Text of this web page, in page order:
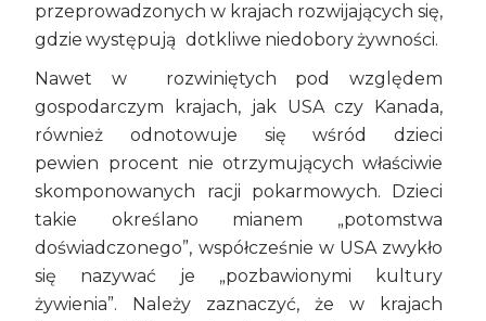
przeprowadzonych w krajach rozwijających się,
gdzie występują dotkliwe niedobory żywności.
Nawet w rozwiniętych pod względem
gospodarczym krajach, jak USA czy Kanada,
również odnotowuje się wśród dzieci
pewien procent nie otrzymujących właściwie
skomponowanych racji pokarmowych. Dzieci
takie określano mianem „potomstwa
doświadczonego”, współcześnie w USA zwykło
się nazywać je „pozbawionymi kultury
żywienia”. Należy zaznaczyć, że w krajach